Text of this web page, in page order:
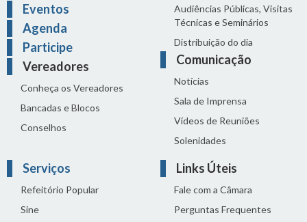
Eventos
Agenda
Participe
Vereadores
Conheça os Vereadores
Bancadas e Blocos
Conselhos
Audiências Públicas, Visitas
Técnicas e Seminários
Distribuição do dia
Comunicação
Notícias
Sala de Imprensa
Vídeos de Reuniões
Solenidades
Serviços
Refeitório Popular
Sine
Links Úteis
Fale com a Câmara
Perguntas Frequentes